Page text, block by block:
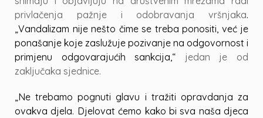
privlačenja pažnje i odobravanja vršnjaka.
„Vandalizam nije nešto čime se treba ponositi, već je
ponašanje koje zaslužuje pozivanje na odgovornost i
primjenu odgovarajućih sankcija,“ jedan je od
zaključaka sjednice.
„Ne trebamo pognuti glavu i tražiti opravdanja za
ovakva djela. Djelovat ćemo kako bi sva naša djeca